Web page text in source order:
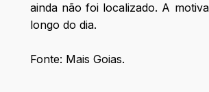
ainda não foi localizado. A
longo do dia.
Fonte: Mais Goias.